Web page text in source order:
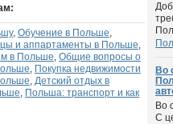
, Обучение в Польше,
и аппартаменты в Польше,
в Польше, Общие вопросы о
, Покупка недвижимости
, Детский отдых в
, Польша: транспорт и как
Во
Во
С